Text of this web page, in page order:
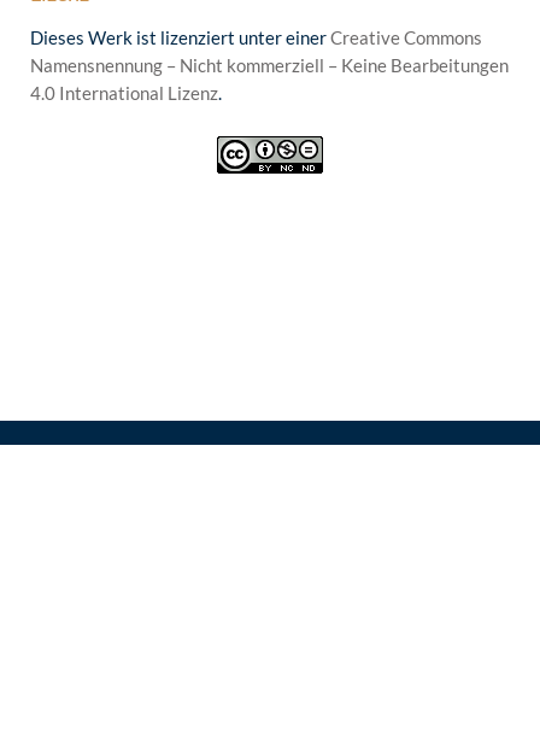
Dieses Werk ist lizenziert unter einerCreative Commons
Namensnennung – Nicht kommerziell – Keine Bearbeitungen
4.0 International Lizenz.